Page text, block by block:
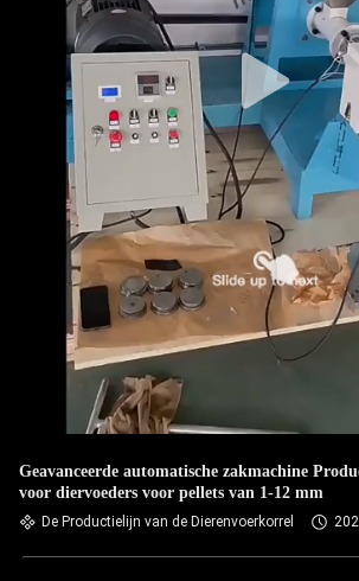
Geavanceerde automatische zakmachine
voor diervoeders voor pellets van 1-12 mm
De Productielijn van de Dierenvoerkorrel